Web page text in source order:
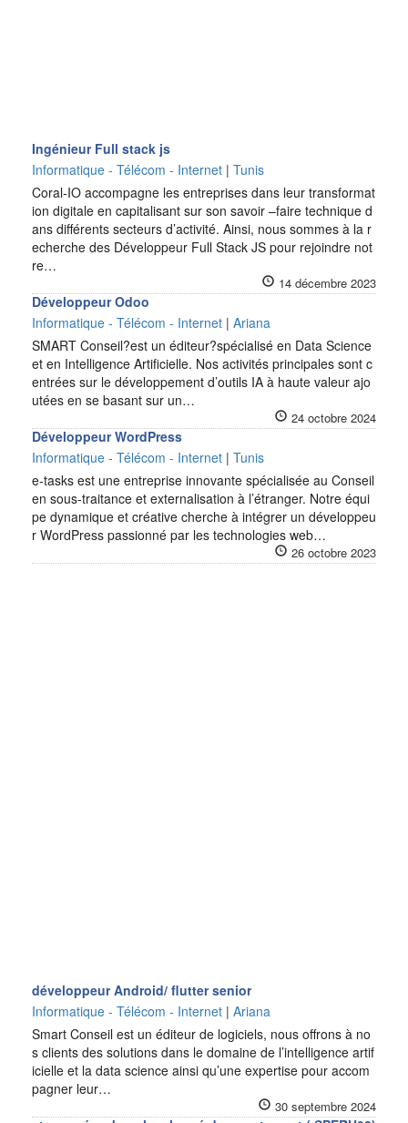
Ingénieur Full stack js
Informatique - Télécom - Internet | Tunis
Coral-IO accompagne les entreprises dans leur transformat
ion digitale en capitalisant sur son savoir –faire technique d
ans différents secteurs d’activité. Ainsi, nous sommes à la r
echerche des Développeur Full Stack JS pour rejoindre not
re…
14 décembre 2023
Développeur Odoo
Informatique - Télécom - Internet | Ariana
SMART Conseil?est un éditeur?spécialisé en Data Science
et en Intelligence Artificielle. Nos activités principales sont c
entrées sur le développement d’outils IA à haute valeur ajo
utées en se basant sur un…
24 octobre 2024
Développeur WordPress
Informatique - Télécom - Internet | Tunis
e-tasks est une entreprise innovante spécialisée au Conseil
en sous-traitance et externalisation à l’étranger. Notre équi
pe dynamique et créative cherche à intégrer un développeu
r WordPress passionné par les technologies web…
26 octobre 2023
développeur Android/ flutter senior
Informatique - Télécom - Internet | Ariana
Smart Conseil est un éditeur de logiciels, nous offrons à no
s clients des solutions dans le domaine de l’intelligence artif
icielle et la data science ainsi qu’une expertise pour accom
pagner leur…
30 septembre 2024